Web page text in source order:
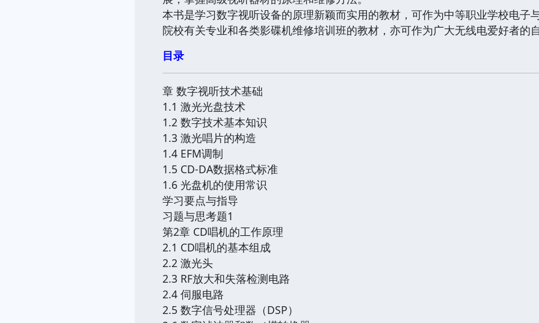
本书是学习数字视听设备的原理新颖而实用的教材，可作为中等职业学校电子
院校有关专业和各类影碟机维修培训班的教材，亦可作为广大无线电爱好者的
目录
章 数字视听技术基础
1.1 激光光盘技术
1.2 数字技术基本知识
1.3 激光唱片的构造
1.4 EFM调制
1.5 CD-DA数据格式标准
1.6 光盘机的使用常识
学习要点与指导
习题与思考题1
第2章 CD唱机的工作原理
2.1 CD唱机的基本组成
2.2 激光头
2.3 RF放大和失落检测电路
2.4 伺服电路
2.5 数字信号处理器（DSP）